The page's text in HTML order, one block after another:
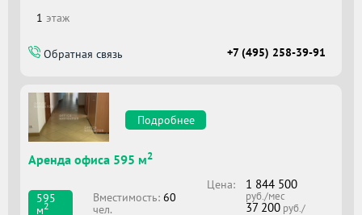
1 этаж
Обратная связь +7 (495) 258-39-91
Подробнее
Аренда офиса 595 м2
595
м2
Вместимоcть:60
чел.
Цена: 1 844 500
руб./мес
37 200руб./